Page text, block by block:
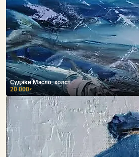
Судаки Масло, холст
20 000₽